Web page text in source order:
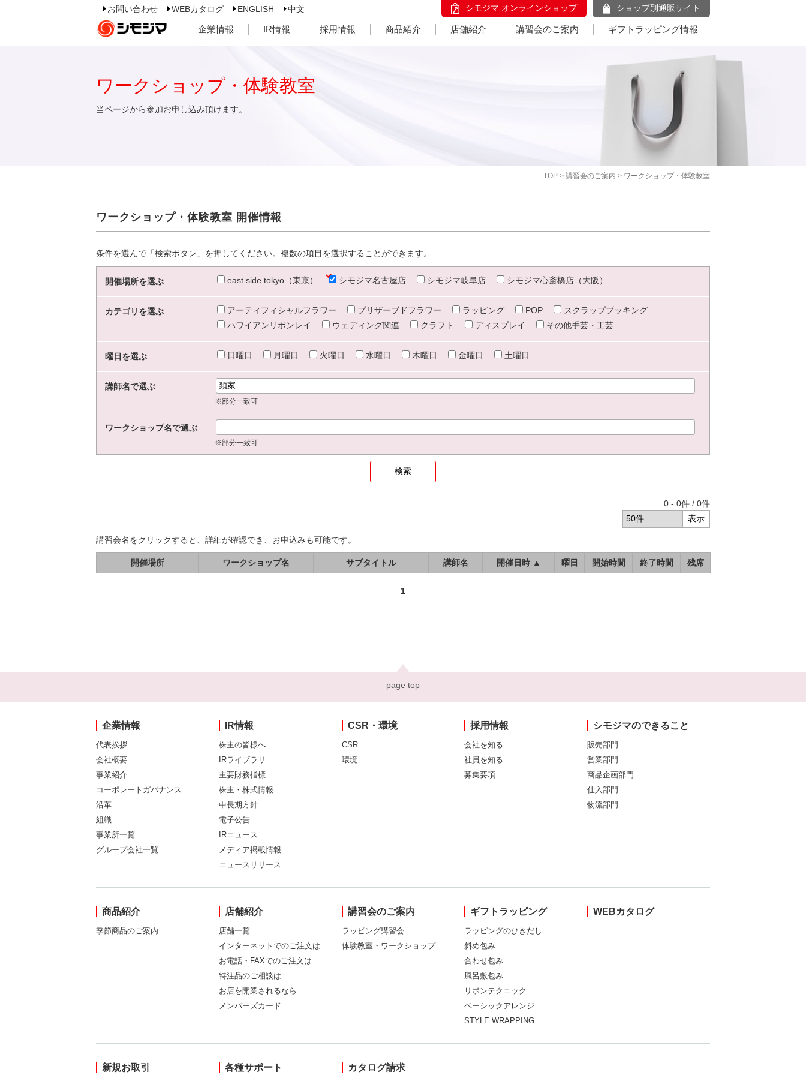
お問い合わせ WEBカタログ ENGLISH 中文 シモジマ オンラインショップ ショップ別通販サイト
企業情報 IR情報 採用情報 商品紹介 店舗紹介 講習会のご案内 ギフトラッピング情報
TOP > 講習会のご案内 > ワークショップ・体験教室
ワークショップ・体験教室
当ページから参加お申し込み頂けます。
ワークショップ・体験教室 開催情報
条件を選んで「検索ボタン」を押してください。複数の項目を選択することができます。
開催場所を選ぶ east side tokyo（東京） シモジマ名古屋店 シモジマ岐阜店 シモジマ心斎橋店（大阪）
カテゴリを選ぶ アーティフィシャルフラワー プリザーブドフラワー ラッピング POP
スクラップブッキング
ハワイアンリボンレイ
ウェディング関連 クラフト ディスプレイ その他手芸・工芸
曜日を選ぶ 日曜日 月曜日 火曜日 水曜日 木曜日 金曜日 土曜日
講師名で選ぶ
※部分一致可
ワークショップ名で選ぶ
※部分一致可
0 - 0件 / 0件
講習会名をクリックすると、詳細が確認でき、お申込みも可能です。
開催場所 ワークショップ名 サブタイトル 講師名 開催日時 ▲ 曜日 開始時間 終了時間 残席
1
page top
企業情報
代表挨拶
会社概要
事業紹介
コーポレートガバナンス
沿革
組織
事業所一覧
グループ会社一覧
IR情報
株主の皆様へ
IRライブラリ
主要財務指標
株主・株式情報
中長期方針
電子公告
IRニュース
メディア掲載情報
ニュースリリース
CSR・環境
CSR
環境
採用情報
会社を知る
社員を知る
募集要項
シモジマのできること
販売部門
営業部門
商品企画部門
仕入部門
物流部門
商品紹介
季節商品のご案内
店舗紹介
店舗一覧
インターネットでのご注文は
お電話・FAXでのご注文は
特注品のご相談は
お店を開業されるなら
メンバーズカード
講習会のご案内
ラッピング講習会
体験教室・ワークショップ
ギフトラッピング
ラッピングのひきだし
斜め包み
合わせ包み
風呂敷包み
リボンテクニック
ベーシックアレンジ
STYLE WRAPPING
WEBカタログ
新規お取引 各種サポート カタログ請求